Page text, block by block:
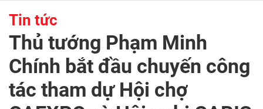
Tin tức
Thủ tướng Phạm Minh
Chính bắt đầu chuyến công
tác tham dự Hội chợ